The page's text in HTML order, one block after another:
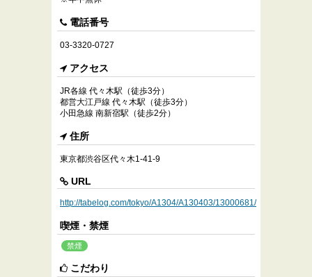
電話番号
03-3320-0727
アクセス
JR各線 代々木駅（徒歩3分）
都営大江戸線 代々木駅（徒歩3分）
小田急線 南新宿駅（徒歩2分）
住所
東京都渋谷区代々木1-41-9
URL
http://tabelog.com/tokyo/A1304/A130403/13000681/
喫煙・禁煙
禁煙
こだわり